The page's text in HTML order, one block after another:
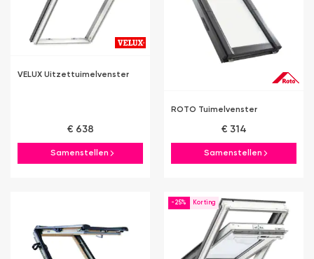
VELUX Uitzettuimelvenster
€ 638
Samenstellen
ROTO Tuimelvenster
€ 314
Samenstellen
-25%